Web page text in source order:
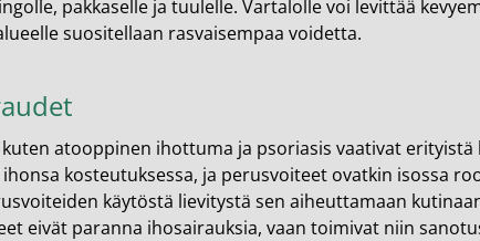
pakkaselle ja tuulelle. Vartalolle voi levittää
suositellaan rasvaisempaa voidetta.
atooppinen ihottuma ja psoriasis vaativat
kosteutuksessa, ja perusvoiteet ovatkin isossa
käytöstä lievitystä sen aiheuttamaan
eivät paranna ihosairauksia, vaan toimivat niin